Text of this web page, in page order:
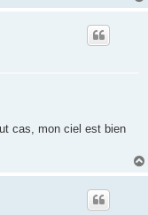
cas, mon ciel est bien